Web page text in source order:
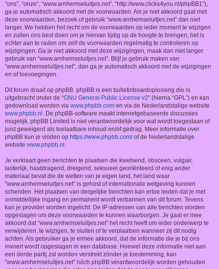
“ons”, “onze”, “www.arnhemseluitjes.net”, “http://www.clicks4you.nl/phpBB1”),
ga je automatisch akkoord met de voorwaarden. Als je niet akkoord gaat met
deze voorwaarden, bezoek of gebruik “www.arnhemseluitjes.net” dan niet
langer. We hebben het recht om de voorwaarden op ieder moment te wijzigen
en zullen ons best doen om je hiervan tijdig op de hoogte te brengen, het is
echter aan te raden om zelf de voorwaarden regelmatig te controleren op
wijzigingen. Ga je niet akkoord met deze wijzigingen, maak dan niet langer
gebruik van “www.arnhemseluitjes.net”. Blijf je gebruik maken van
“www.arnhemseluitjes.net”, dan ga je automatisch akkoord met de wijzigingen
en of toevoegingen.
Dit forum draait op phpBB. phpBB is een bulletinboardoplossing die is
uitgebracht onder de “GNU General Public License v2” (hierna “GPL”) en kan
gedownload worden via www.phpbb.com en via de Nederlandstalige website
www.phpbb.nl . De phpBB-software maakt internetgebaseerde discussies
mogelijk. phpBB Limited is niet verantwoordelijk voor wat wordt toegestaan of
juist geweigerd als toelaatbare inhoud en/of gedrag. Meer informatie over
phpBB kun je vinden op https://www.phpbb.com/of de Nederlandstalige
website www.phpbb.nl .
Je verklaart geen berichten te plaatsen die kwetsend, obsceen, vulgair,
lasterlijk, haatdragend, dreigend, seksueel georiënteerd of enig ander
materiaal bevat die de wetten van je eigen land, het land waar
“www.arnhemseluitjes.net” is gehost of internationale wetgeving kunnen
schenden. Het plaatsen van dergelijke berichten kan ertoe leiden dat je met
onmiddellijke ingang en permanent wordt verbannen van dit forum. Tevens
kan je provider worden ingelicht. De IP-adressen van alle berichten worden
opgeslagen om deze voorwaarden te kunnen waarborgen. Je gaat er mee
akkoord dat “www.arnhemseluitjes.net” het recht heeft om ieder onderwerp te
verwijderen, te wijzigen, te sluiten of te verplaatsen wanneer zij dit nodig
achten. Als gebruiker ga je ermee akkoord, dat de informatie die je bij ons
invoert wordt opgeslagen in een database. Hoewel deze informatie niet aan
een derde partij zal worden verstrekt zónder je toestemming, kan
“www.arnhemseluitjes.net” nóch phpBB verantwoordelijk worden gehouden